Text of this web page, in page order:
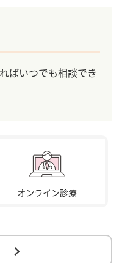
ばいつでも相談でき